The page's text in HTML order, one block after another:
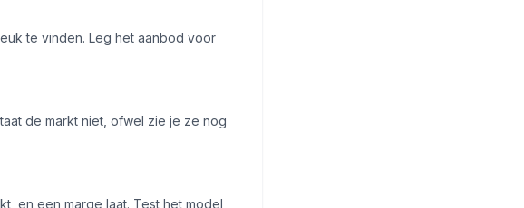
te vinden. Leg het aanbod voor
de markt niet, ofwel zie je ze nog
en een marge laat. Test het model